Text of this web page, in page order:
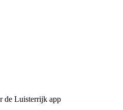
de Luisterrijk app